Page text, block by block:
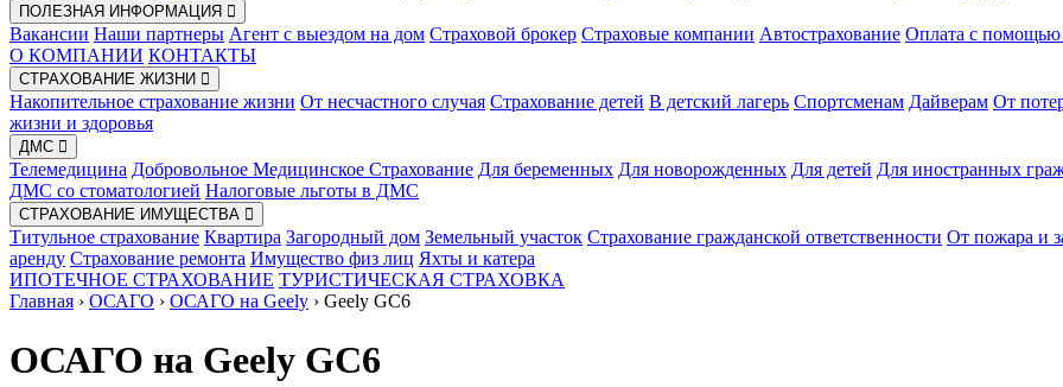
ПОЛЕЗНАЯ ИНФОРМАЦИЯ
Вакансии Наши партнеры Агент с выездом на дом Страховой брокер Страховые компании Автострахование Оплата с
О КОМПАНИИ КОНТАКТЫ
СТРАХОВАНИЕ ЖИЗНИ
Накопительное страхование жизни От несчастного случая Страхование детей В детский лагерь Спортсменам Дайверам От
жизни и здоровья
ДМС
Телемедицина Добровольное Медицинское Страхование Для беременных Для новорожденных Для детей Для иностранных
ДМС со стоматологией Налоговые льготы в ДМС
СТРАХОВАНИЕ ИМУЩЕСТВА
Титульное страхование Квартира Загородный дом Земельный участок Страхование гражданской ответственности От пожара и
аренду Страхование ремонта Имущество физ лиц Яхты и катера
ИПОТЕЧНОЕ СТРАХОВАНИЕ ТУРИСТИЧЕСКАЯ СТРАХОВКА
Главная › ОСАГО › ОСАГО на Geely › Geely GC6
ОСАГО на Geely GC6